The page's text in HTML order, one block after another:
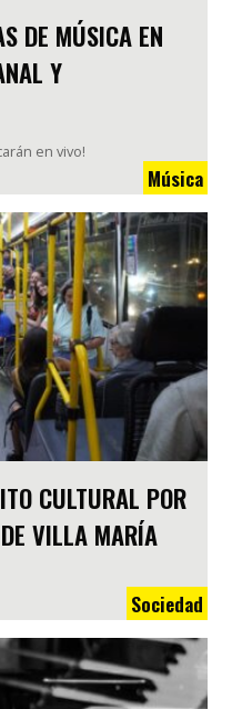
DE MÚSICA EN
Y
en vivo!
Música
CULTURAL POR
VILLA MARÍA
Sociedad